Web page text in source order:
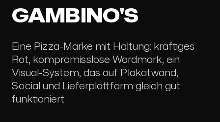
GAMBINO'S
Eine Pizza-Marke mit Haltung: kräftiges
Rot, kompromisslose Wordmark, ein
Visual-System, das auf Plakatwand,
Social und Lieferplattform gleich gut
funktioniert.